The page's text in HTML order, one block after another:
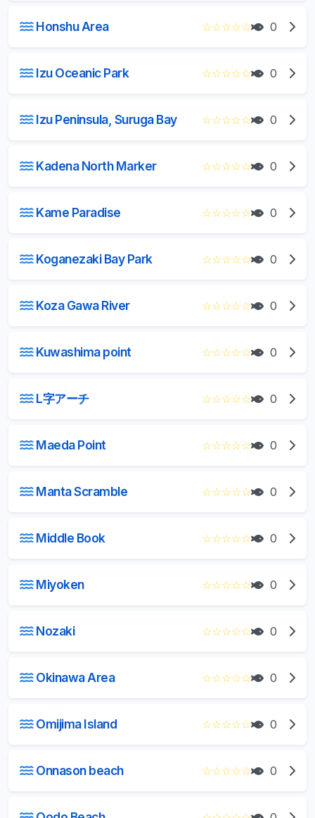
Honshu Area ☆☆☆☆☆ 0
Izu Oceanic Park ☆☆☆☆☆ 0
Izu Peninsula, Suruga Bay ☆☆☆☆☆ 0
Kadena North Marker ☆☆☆☆☆ 0
Kame Paradise ☆☆☆☆☆ 0
Koganezaki Bay Park ☆☆☆☆☆ 0
Koza Gawa River ☆☆☆☆☆ 0
Kuwashima point ☆☆☆☆☆ 0
L字アーチ ☆☆☆☆☆ 0
Maeda Point ☆☆☆☆☆ 0
Manta Scramble ☆☆☆☆☆ 0
Middle Book ☆☆☆☆☆ 0
Miyoken ☆☆☆☆☆ 0
Nozaki ☆☆☆☆☆ 0
Okinawa Area ☆☆☆☆☆ 0
Omijima Island ☆☆☆☆☆ 0
Onnason beach ☆☆☆☆☆ 0